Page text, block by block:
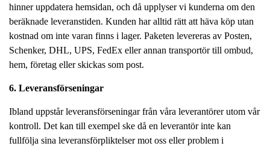
hinner uppdatera hemsidan, och då upplyser vi kunderna om den
beräknade leveranstiden. Kunden har alltid rätt att häva köp utan
kostnad om inte varan finns i lager. Paketen levereras av Posten,
Schenker, DHL, UPS, FedEx eller annan transportör till ombud,
hem, företag eller skickas som post.
6. Leveransförseningar
Ibland uppstår leveransförseningar från våra leverantörer utom vår
kontroll. Det kan till exempel ske då en leverantör inte kan
fullfölja sina leveransförpliktelser mot oss eller problem i